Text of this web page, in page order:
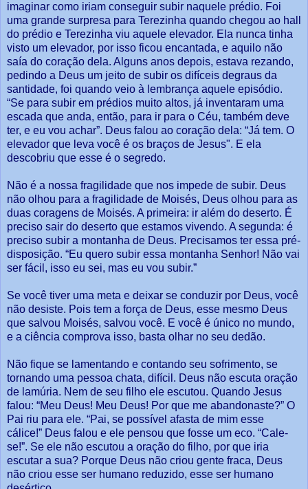
imaginar como iriam conseguir subir naquele prédio. Foi
uma grande surpresa para Terezinha quando chegou ao hall
do prédio e Terezinha viu aquele elevador. Ela nunca tinha
visto um elevador, por isso ficou encantada, e aquilo não
saía do coração dela. Alguns anos depois, estava rezando,
pedindo a Deus um jeito de subir os difíceis degraus da
santidade, foi quando veio à lembrança aquele episódio.
“Se para subir em prédios muito altos, já inventaram uma
escada que anda, então, para ir para o Céu, também deve
ter, e eu vou achar”. Deus falou ao coração dela: “Já tem. O
elevador que leva você é os braços de Jesus". E ela
descobriu que esse é o segredo.
Não é a nossa fragilidade que nos impede de subir. Deus
não olhou para a fragilidade de Moisés, Deus olhou para as
duas coragens de Moisés. A primeira: ir além do deserto. É
preciso sair do deserto que estamos vivendo. A segunda: é
preciso subir a montanha de Deus. Precisamos ter essa pré-
disposição. “Eu quero subir essa montanha Senhor! Não vai
ser fácil, isso eu sei, mas eu vou subir.”
Se você tiver uma meta e deixar se conduzir por Deus, você
não desiste. Pois tem a força de Deus, esse mesmo Deus
que salvou Moisés, salvou você. E você é único no mundo,
e a ciência comprova isso, basta olhar no seu dedão.
Não fique se lamentando e contando seu sofrimento, se
tornando uma pessoa chata, difícil. Deus não escuta oração
de lamúria. Nem de seu filho ele escutou. Quando Jesus
falou: “Meu Deus! Meu Deus! Por que me abandonaste?” O
Pai riu para ele. “Pai, se possível afasta de mim esse
cálice!” Deus falou e ele pensou que fosse um eco. “Cale-
se!”. Se ele não escutou a oração do filho, por que iria
escutar a sua? Porque Deus não criou gente fraca, Deus
não criou esse ser humano reduzido, esse ser humano